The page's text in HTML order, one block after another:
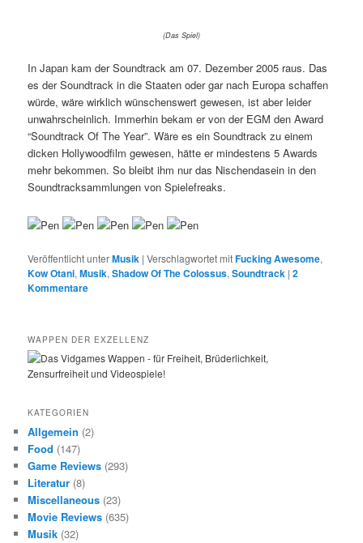
(Das Spiel)
In Japan kam der Soundtrack am 07. Dezember 2005 raus. Das
es der Soundtrack in die Staaten oder gar nach Europa schaffen
würde, wäre wirklich wünschenswert gewesen, ist aber leider
unwahrscheinlich. Immerhin bekam er von der EGM den Award
“Soundtrack Of The Year”. Wäre es ein Soundtrack zu einem
dicken Hollywoodfilm gewesen, hätte er mindestens 5 Awards
mehr bekommen. So bleibt ihm nur das Nischendasein in den
Soundtracksammlungen von Spielefreaks.
Veröffentlicht unterMusik |Verschlagwortet mitFucking Awesome,
Kow Otani,Musik,Shadow Of The Colossus,Soundtrack |2
Kommentare
WAPPEN DER EXZELLENZ
KATEGORIEN
Allgemein (2)
Food (147)
Game Reviews (293)
Literatur (8)
Miscellaneous (23)
Movie Reviews (635)
Musik (32)